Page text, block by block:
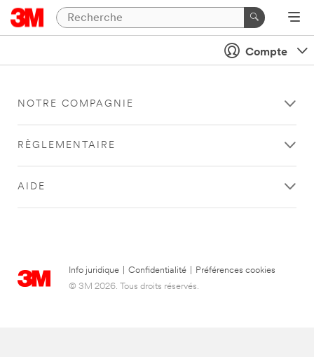
Compte
NOTRE COMPAGNIE
RÈGLEMENTAIRE
AIDE
Info juridique Confidentialité
Préférences cookies
© 3M 2026. Tous droits réservés.